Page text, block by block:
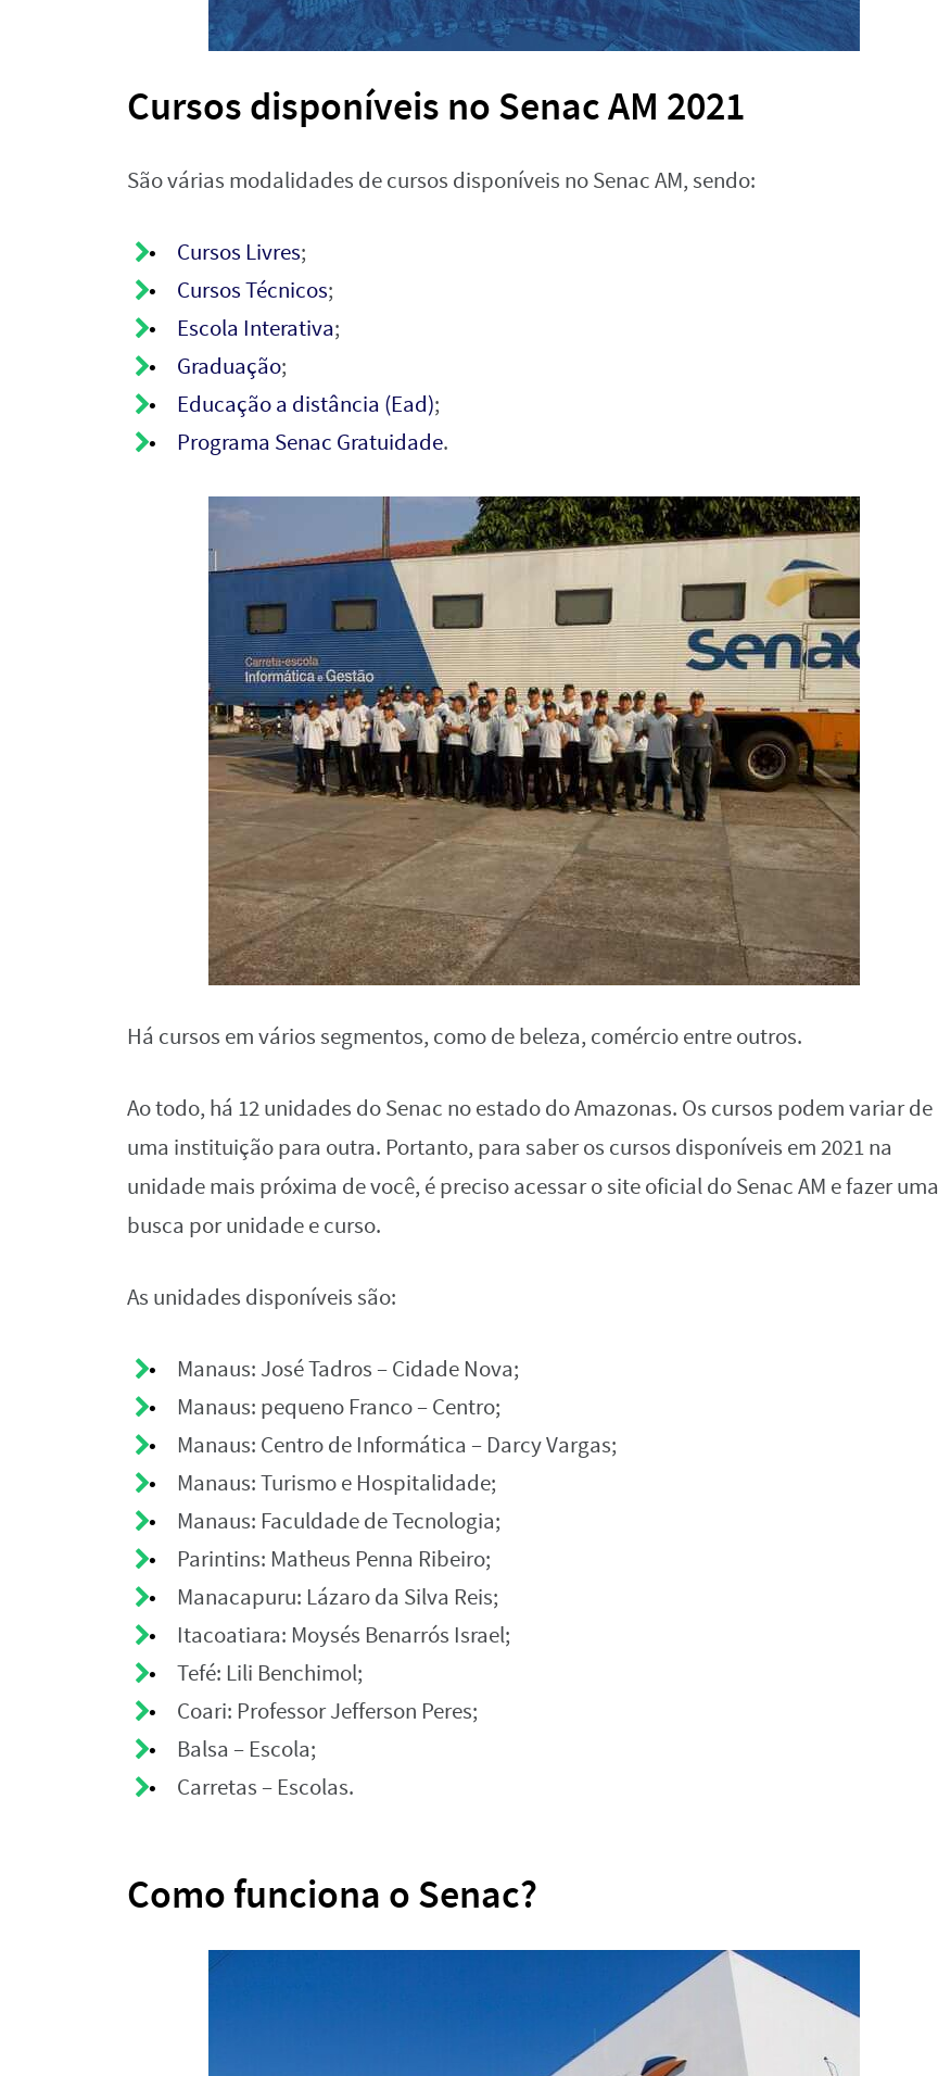
Cursos disponíveis no Senac AM 2021
São várias modalidades de cursos disponíveis no Senac AM, sendo:
Cursos Livres;
Cursos Técnicos;
Escola Interativa;
Graduação;
Educação a distância (Ead);
Programa Senac Gratuidade.
Há cursos em vários segmentos, como de beleza, comércio entre outros.
Ao todo, há 12 unidades do Senac no estado do Amazonas. Os cursos podem variar de
uma instituição para outra. Portanto, para saber os cursos disponíveis em 2021 na
unidade mais próxima de você, é preciso acessar o site oficial do Senac AM e fazer uma
busca por unidade e curso.
As unidades disponíveis são:
Manaus: José Tadros – Cidade Nova;
Manaus: pequeno Franco – Centro;
Manaus: Centro de Informática – Darcy Vargas;
Manaus: Turismo e Hospitalidade;
Manaus: Faculdade de Tecnologia;
Parintins: Matheus Penna Ribeiro;
Manacapuru: Lázaro da Silva Reis;
Itacoatiara: Moysés Benarrós Israel;
Tefé: Lili Benchimol;
Coari: Professor Jefferson Peres;
Balsa – Escola;
Carretas – Escolas.
Como funciona o Senac?